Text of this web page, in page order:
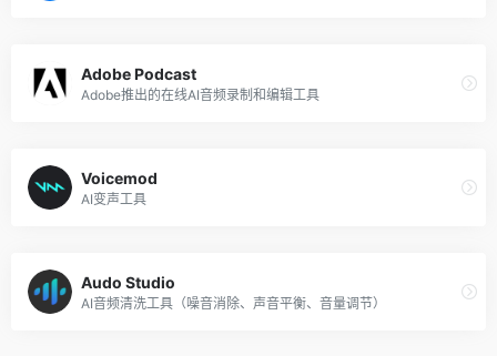
Adobe Podcast
Adobe推出的在线AI音频录制和编辑工具
Voicemod
AI变声工具
Audo Studio
AI音频清洗工具（噪音消除、声音平衡、音量调节）